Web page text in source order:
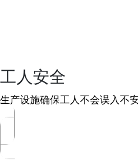
工人安全
生产设施确保工人不会误入不